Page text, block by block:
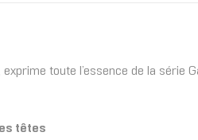
toute l’essence de la
têtes